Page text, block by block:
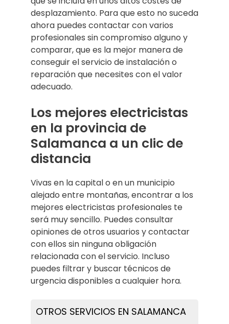
desplazamiento. Para que esto no suceda
ahora puedes contactar con varios
profesionales sin compromiso alguno y
comparar, que es la mejor manera de
conseguir el servicio de instalación o
reparación que necesites con el valor
adecuado.
Los mejores electricistas
en la provincia de
Salamanca a un clic de
distancia
Vivas en la capital o en un municipio
alejado entre montañas, encontrar a los
mejores electricistas profesionales te
será muy sencillo. Puedes consultar
opiniones de otros usuarios y contactar
con ellos sin ninguna obligación
relacionada con el servicio. Incluso
puedes filtrar y buscar técnicos de
urgencia disponibles a cualquier hora.
OTROS SERVICIOS EN SALAMANCA